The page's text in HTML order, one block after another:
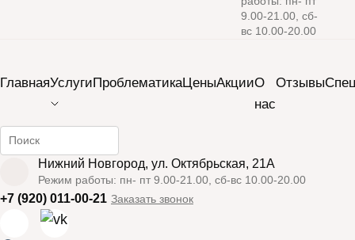
9.00-21.00, сб-
вс 10.00-20.00
ГлавнаяУслугиПроблематикаЦеныАкцииО
нас
Отзывы
Нижний Новгород, ул. Октябрьская, 21А
Режим работы: пн- пт 9.00-21.00, сб-вс 10.00-20.00
+7 (920) 011-00-21 Заказать звонок
Все SMAS-лифтинг
Микротоковая терапия Биоревитализация
Показать ещё 15